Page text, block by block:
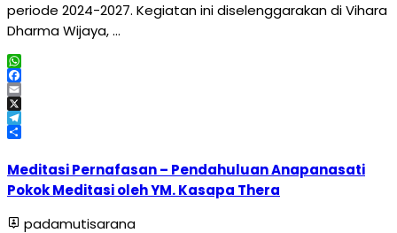
periode 2024-2027. Kegiatan ini diselenggarakan di Vihara
Dharma Wijaya, …
WhatsApp
Facebook
Email
X
Telegram
Meditasi Pernafasan – Pendahuluan Anapanasati
Pokok Meditasi oleh YM. Kasapa Thera
padamutisarana